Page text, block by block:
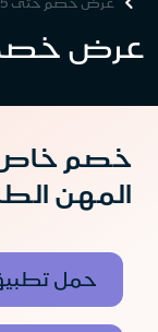
عرض خصم حتى 25%
عرض خصم
خصم خاص
المهن
حمل تطبيق